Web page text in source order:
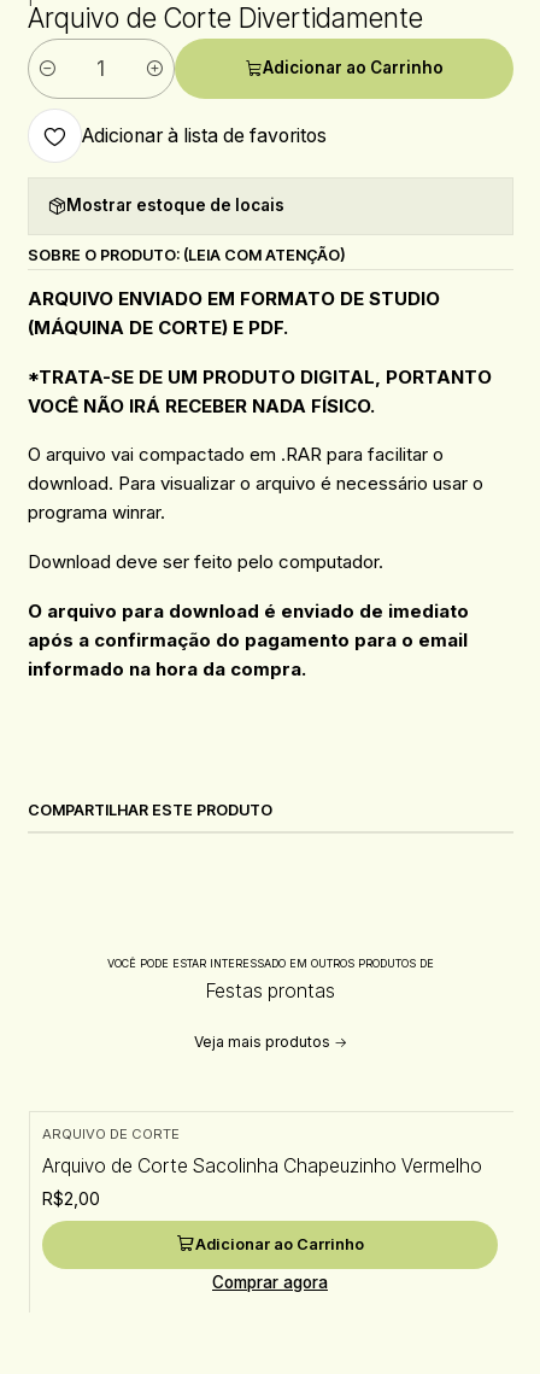
Arquivo de Corte Divertidamente
Quantidade
Adicionar ao Carrinho
Adicionar à lista de favoritos
Mostrar estoque de locais
SOBRE O PRODUTO: (LEIA COM ATENÇÃO)
ARQUIVO ENVIADO EM FORMATO DE STUDIO
(MÁQUINA DE CORTE) E PDF.
*TRATA-SE DE UM PRODUTO DIGITAL, PORTANTO
VOCÊ NÃO IRÁ RECEBER NADA FÍSICO.
O arquivo vai compactado em .RAR para facilitar o
download. Para visualizar o arquivo é necessário usar o
programa winrar.
Download deve ser feito pelo computador.
O arquivo para download é enviado de imediato
após a confirmação do pagamento para o email
informado na hora da compra.
COMPARTILHAR ESTE PRODUTO
VOCÊ PODE ESTAR INTERESSADO EM OUTROS PRODUTOS DE
Festas prontas
Veja mais produtos
ARQUIVO DE CORTE
Arquivo de Corte Sacolinha Chapeuzinho Vermelho
R$2,00
Adicionar ao Carrinho
Comprar agora